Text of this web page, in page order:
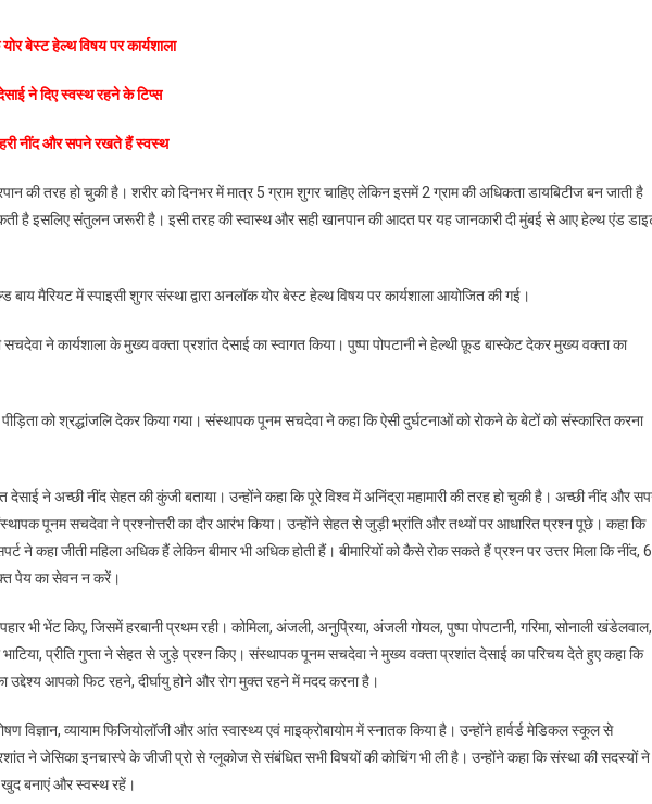
दौर
शुगरिंग
चुकी
की
प्रशांत
बेस्ट हेल्थ विषय पर कार्यशाला
ने दिए स्वस्थ रहने के टिप्स
नींद और सपने रखते हैं स्वस्थ
की तरह हो चुकी है। शरीर को दिनभर में मात्र 5 ग्राम शुगर चाहिए लेकिन इसमें 2 ग्राम की अधिकता डायबिटीज बन जाती है
है इसलिए संतुलन जरूरी है। इसी तरह की स्वास्थ और सही खानपान की आदत पर यह जानकारी दी मुंबई से आए हेल्थ एंड
मैरियट में स्पाइसी शुगर संस्था द्वारा अनलॉक योर बेस्ट हेल्थ विषय पर कार्यशाला आयोजित की गई।
ने कार्यशाला के मुख्य वक्ता प्रशांत देसाई का स्वागत किया। पुष्पा पोपटानी ने हेल्थी फ़ूड बास्केट देकर मुख्य वक्ता का
पीड़िता को श्रद्धांजलि देकर किया गया। संस्थापक पूनम सचदेवा ने कहा कि ऐसी दुर्घटनाओं को रोकने के बेटों को संस्कारित करना
देसाई ने अच्छी नींद सेहत की कुंजी बताया। उन्होंने कहा कि पूरे विश्व में अनिंद्रा महामारी की तरह हो चुकी है। अच्छी नींद और
पूनम सचदेवा ने प्रश्नोत्तरी का दौर आरंभ किया। उन्होंने सेहत से जुड़ी भ्रांति और तथ्यों पर आधारित प्रश्न पूछे। कहा कि
ने कहा जीती महिला अधिक हैं लेकिन बीमार भी अधिक होती हैं। बीमारियों को कैसे रोक सकते हैं प्रश्न पर उत्तर मिला कि नींद,
पेय का सेवन न करें।
भी भेंट किए, जिसमें हरबानी प्रथम रही। कोमिला, अंजली, अनुप्रिया, अंजली गोयल, पुष्पा पोपटानी, गरिमा, सोनाली खंडेलवाल,
भाटिया, प्रीति गुप्ता ने सेहत से जुड़े प्रश्न किए। संस्थापक पूनम सचदेवा ने मुख्य वक्ता प्रशांत देसाई का परिचय देते हुए कहा कि
आपको फिट रहने, दीर्घायु होने और रोग मुक्त रहने में मदद करना है।
व्यायाम फिजियोलॉजी और आंत स्वास्थ्य एवं माइक्रोबायोम में स्नातक किया है। उन्होंने हार्वर्ड मेडिकल स्कूल से
ने जेसिका इनचास्पे के जीजी प्रो से ग्लूकोज से संबंधित सभी विषयों की कोचिंग भी ली है। उन्होंने कहा कि संस्था की सदस्यों ने
खुद बनाएं और स्वस्थ रहें।